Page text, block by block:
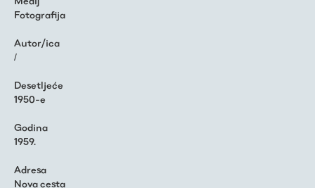
Fotografija
Autor/ica
/
Desetljeće
1950-e
Godina
1959.
Adresa
Nova cesta